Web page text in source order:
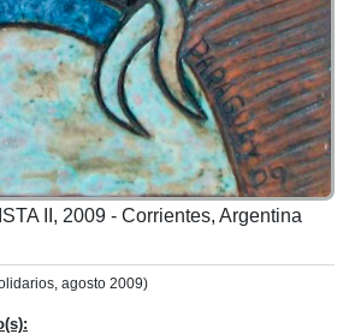
II, 2009 - Corrientes, Argentina
agosto 2009)